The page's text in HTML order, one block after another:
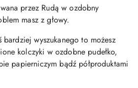
przez Rudą w ozdobny
masz z głowy.
bardziej wyszukanego to możesz
kolczyki w ozdobne pudełko,
papierniczym bądź półproduktami